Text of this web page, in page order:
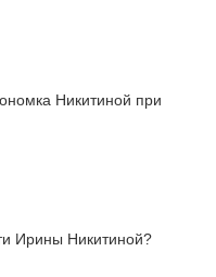
Никитиной при
Ирины Никитиной?